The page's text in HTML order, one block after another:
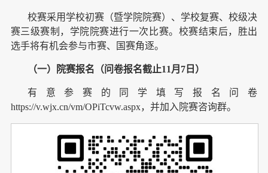
校赛采用学校初赛（暨学院院赛）、学校复赛、校级决
赛三级赛制，学院院赛进行一次比赛。校赛结束后，胜出
选手将有机会参与市赛、国赛角逐。
（一） 院赛报名（问卷报名截止11月7日）
有意参赛的同学填写报名问卷
https://v.wjx.cn/vm/OPiTcvw.aspx，并加入院赛咨询群。